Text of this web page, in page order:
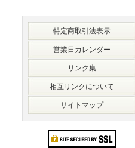
特定商取引法表示
営業日カレンダー
リンク集
相互リンクについて
サイトマップ